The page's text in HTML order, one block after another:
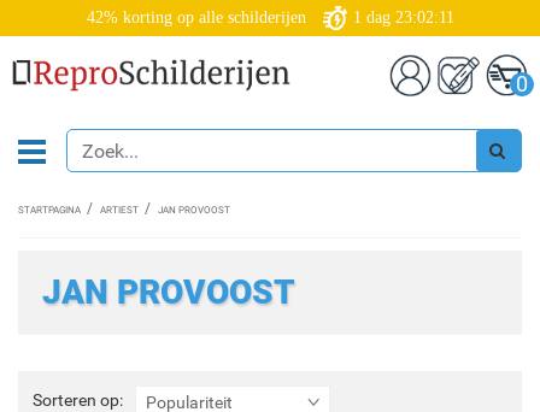
42% korting op alle schilderijen 1 dag 23:02:11
0
STARTPAGINA ARTIEST JAN PROVOOST
JAN PROVOOST
Sorteren op: Populariteit
Sorteren